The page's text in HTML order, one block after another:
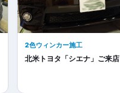
2色ウィンカー施工
北米トヨタ「シエナ」ご来店